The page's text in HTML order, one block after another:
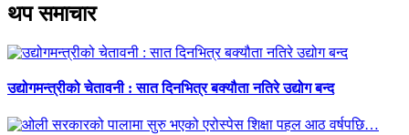
थप समाचार
उद्योगमन्त्रीको चेतावनी : सात दिनभित्र बक्यौता नतिरे उद्योग बन्द